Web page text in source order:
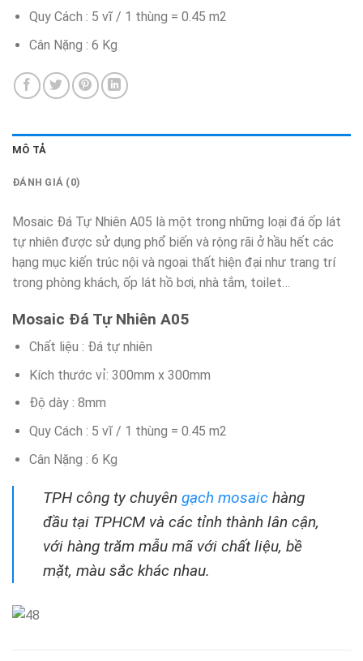
Quy Cách : 5 vĩ / 1 thùng = 0.45 m2
Cân Nặng : 6 Kg
MÔ TẢ
ĐÁNH GIÁ (0)
Mosaic Đá Tự Nhiên A05 là một trong những loại đá ốp lát
tự nhiên được sử dụng phổ biến và rộng rãi ở hầu hết các
hạng mục kiến trúc nội và ngoại thất hiện đại như trang trí
trong phòng khách, ốp lát hồ bơi, nhà tắm, toilet…
Mosaic Đá Tự Nhiên A05
Chất liệu : Đá tự nhiên
Kích thước vỉ: 300mm x 300mm
Độ dày : 8mm
Quy Cách : 5 vĩ / 1 thùng = 0.45 m2
Cân Nặng : 6 Kg
TPH công ty chuyên gạch mosaic hàng
đầu tại TPHCM và các tỉnh thành lân cận,
với hàng trăm mẫu mã với chất liệu, bề
mặt, màu sắc khác nhau.